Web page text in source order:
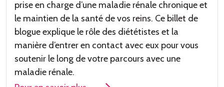
prise en charge d’une maladie rénale chronique et
le maintien de la santé de vos reins. Ce billet de
blogue explique le rôle des diététistes et la
manière d’entrer en contact avec eux pourvous
soutenir le long de votre parcours avec une
maladie rénale.